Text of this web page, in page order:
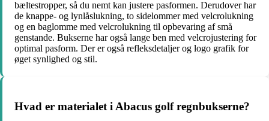
bæltestropper, så du nemt kan justere pasformen. Derudover har
de knappe- og lynlåslukning, to sidelommer med velcrolukning
og en baglomme med velcrolukning til opbevaring af små
genstande. Bukserne har også lange ben med velcrojustering for
optimal pasform. Der er også refleksdetaljer og logo grafik for
øget synlighed og stil.
Hvad er materialet i Abacus golf regnbukserne?